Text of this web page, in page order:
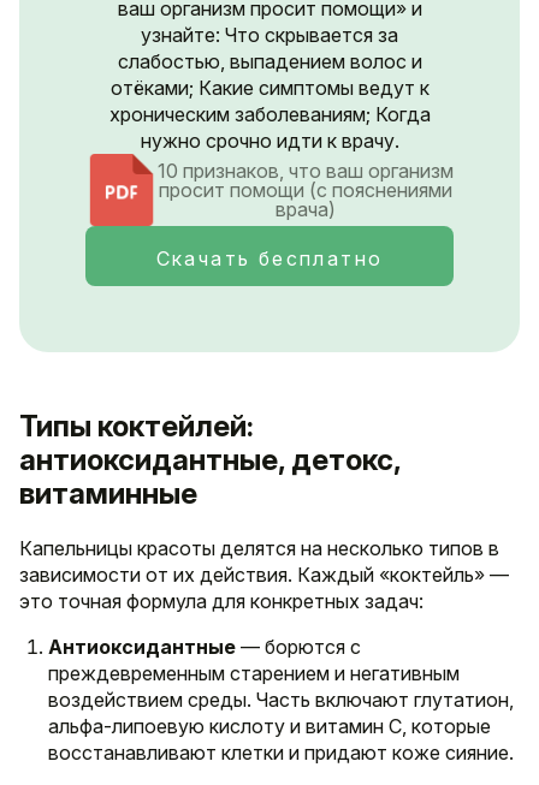
ваш организм просит помощи» и
узнайте: Что скрывается за
слабостью, выпадением волос и
отёками; Какие симптомы ведут к
хроническим заболеваниям; Когда
нужно срочно идти к врачу.
10 признаков, что ваш организм
просит помощи (с пояснениями
врача)
Скачать бесплатно
Типы коктейлей:
антиоксидантные, детокс,
витаминные
Капельницы красоты делятся на несколько типов в
зависимости от их действия. Каждый «коктейль» —
это точная формула для конкретных задач:
Антиоксидантные — борются с
преждевременным старением и негативным
воздействием среды. Часть включают глутатион,
альфа-липоевую кислоту и витамин C, которые
восстанавливают клетки и придают коже сияние.